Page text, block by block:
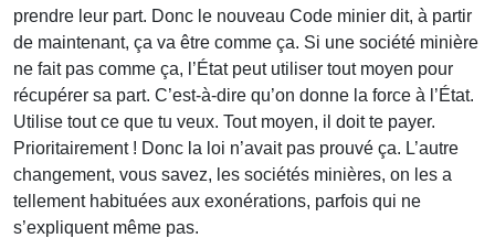
prendre leur part. Donc le nouveau Code minier dit, à partir
de maintenant, ça va être comme ça. Si une société minière
ne fait pas comme ça, l’État peut utiliser tout moyen pour
récupérer sa part. C’est-à-dire qu’on donne la force à l’État.
Utilise tout ce que tu veux. Tout moyen, il doit te payer.
Prioritairement ! Donc la loi n’avait pas prouvé ça. L’autre
changement, vous savez, les sociétés minières, on les a
tellement habituées aux exonérations, parfois qui ne
s’expliquent même pas.